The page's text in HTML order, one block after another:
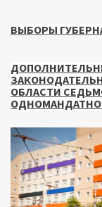
ВЫБОРЫ
ОБЛАСТИ